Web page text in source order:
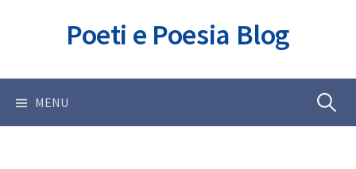
Poeti e Poesia Blog
MENU Ricerca